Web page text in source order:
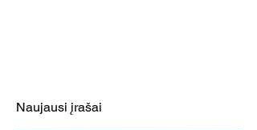
vegetarams)
Naujausi įrašai